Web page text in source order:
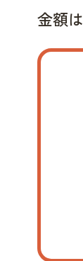
金額